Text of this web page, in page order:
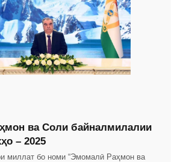
ва Соли байналмилалии
– 2025
миллат бо номи “Эмомалӣ Раҳмон ва